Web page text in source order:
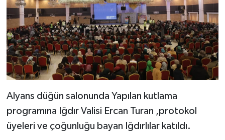
Alyans düğün salonunda Yapılan kutlama
programına Iğdır Valisi Ercan Turan ,protokol
üyeleri ve çoğunluğu bayan Iğdırlılar katıldı.